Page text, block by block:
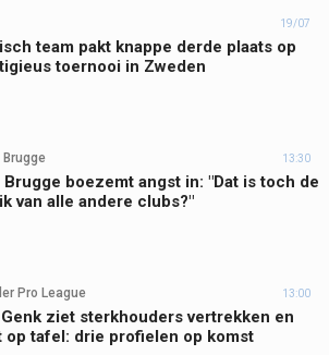
19/07
team pakt knappe derde plaats op
toernooi in Zweden
Brugge 13:30
Brugge boezemt angst in: "Dat is toch de
van alle andere clubs?"
Pro League 13:00
Genk ziet sterkhouders vertrekken en
op tafel: drie profielen op komst